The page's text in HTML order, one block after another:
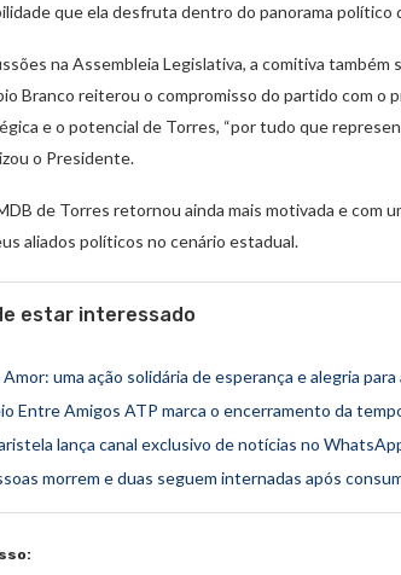
que ela desfruta dentro do panorama político
na Assembleia Legislativa, a comitiva
Branco reiterou o compromisso do partido com o
e o potencial de Torres, “por tudo que
o Presidente.
de Torres retornou ainda mais motivada e com
aliados políticos no cenário estadual.
estar interessado
uma ação solidária de esperança e alegria
Entre Amigos ATP marca o encerramento da
lança canal exclusivo de notícias no
morrem e duas seguem internadas após